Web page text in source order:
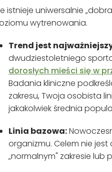
istnieje uniwersalnie
wytrenowania.
Trend jest
dwudziestoletniego
dorosłych mieści się w
Badania kliniczne
zakresu, Twoja osobista
jakakolwiek średnia
Linia bazowa:
organizmu. Celem nie
„normalnym" zakresie lub